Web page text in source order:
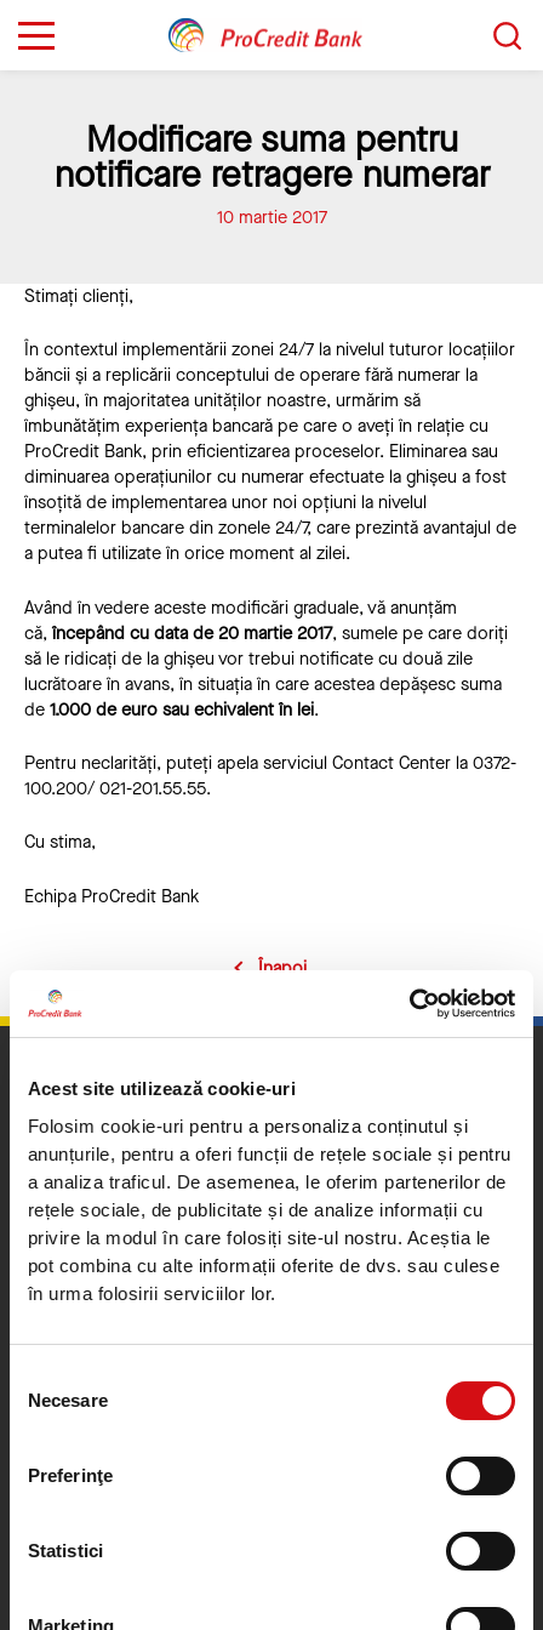
Acest site utilizează cookie-uri
Folosim cookie-uri pentru a personaliza conținutul și
anunțurile, pentru a oferi funcții de rețele sociale și pentru
a analiza traficul. De asemenea, le oferim partenerilor de
rețele sociale, de publicitate și de analize informații cu
privire la modul în care folosiți site-ul nostru. Aceștia le
pot combina cu alte informații oferite de dvs. sau culese
în urma folosirii serviciilor lor.
consimțământului
Necesare
Preferinţe
Statistici
Marketing
Modificare suma pentru
notificare retragere numerar
10 martie 2017
Stimați clienți,
În contextul implementării zonei 24/7 la nivelul tuturor locațiilor
băncii și a replicării conceptului de operare fără numerar la
ghișeu, în majoritatea unităților noastre, urmărim să
îmbunătățim experiența bancară pe care o aveți în relație cu
ProCredit Bank, prin eficientizarea proceselor. Eliminarea sau
diminuarea operațiunilor cu numerar efectuate la ghișeu a fost
însoțită de implementarea unor noi opțiuni la nivelul
terminalelor bancare din zonele 24/7, care prezintă avantajul de
a putea fi utilizate în orice moment al zilei.
Având în vedere aceste modificări graduale, vă anunțăm
că, începând cu data de 20 martie 2017, sumele pe care doriți
să le ridicați de la ghișeu vor trebui notificate cu două zile
lucrătoare în avans, în situația în care acestea depășesc suma
de 1.000 de euro sau echivalent în lei.
Pentru neclarități, puteți apela serviciul Contact Center la 0372-
100.200/ 021-201.55.55.
Cu stima,
Echipa ProCredit Bank
Înapoi
Calea Plevnei nr. 159, sector 6, București, România
Contact Center
0372100200
0212015555
ROU.ProcreditCallCenter@procredit-group.com